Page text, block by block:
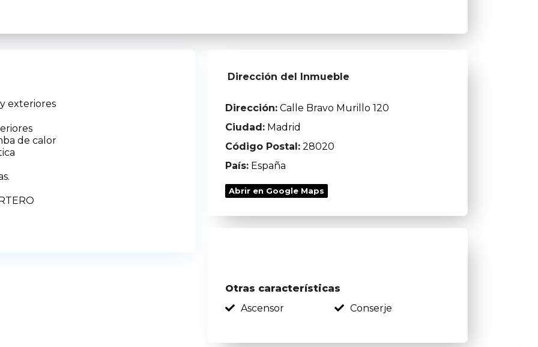
exteriores
de calor
Dirección del Inmueble
Dirección: Calle Bravo Murillo 120
Ciudad: Madrid
Código Postal: 28020
País: España
Abrir en Google Maps
Otras características
Ascensor
Conserje